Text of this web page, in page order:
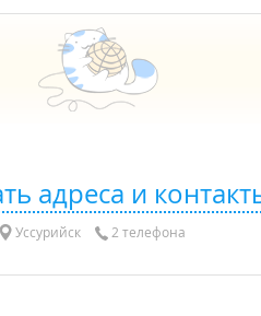
адреса и
Уссурийск 2 телефона